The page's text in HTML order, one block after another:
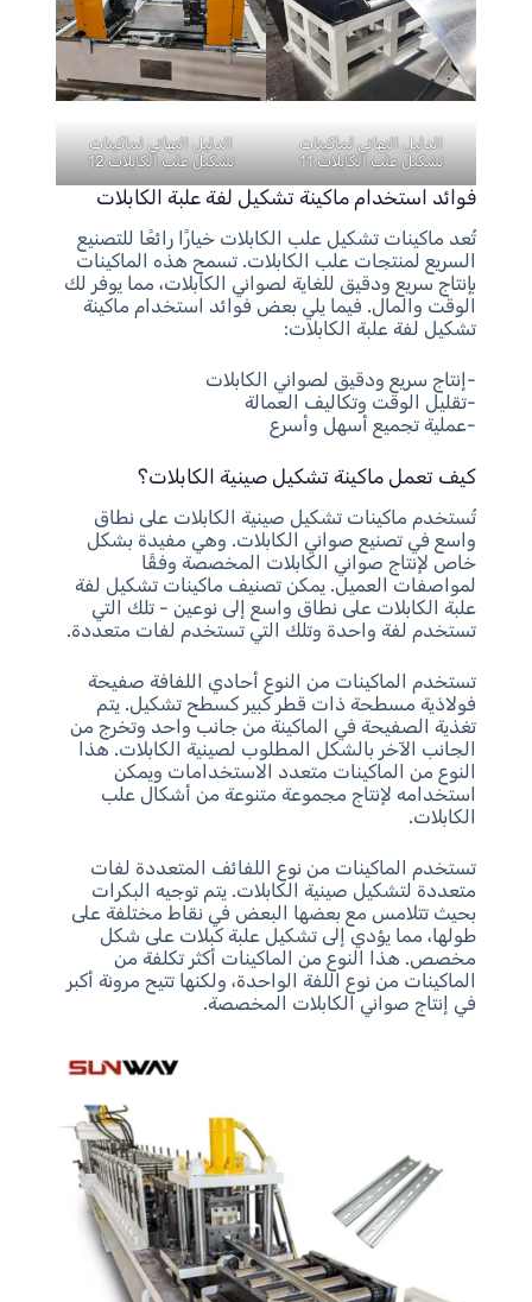
الدليل النهائي لماكينات
تشكيل علب الكابلات 11
الدليل النهائي لماكينات
تشكيل علب الكابلات 12
فوائد استخدام ماكينة تشكيل لفة علبة الكابلات
تُعد ماكينات تشكيل علب الكابلات خيارًا رائعًا للتصنيع
السريع لمنتجات علب الكابلات. تسمح هذه الماكينات
بإنتاج سريع ودقيق للغاية لصواني الكابلات، مما يوفر لك
الوقت والمال. فيما يلي بعض فوائد استخدام ماكينة
تشكيل لفة علبة الكابلات:
-إنتاج سريع ودقيق لصواني الكابلات
-تقليل الوقت وتكاليف العمالة
-عملية تجميع أسهل وأسرع
كيف تعمل ماكينة تشكيل صينية الكابلات؟
تُستخدم ماكينات تشكيل صينية الكابلات على نطاق
واسع في تصنيع صواني الكابلات. وهي مفيدة بشكل
خاص لإنتاج صواني الكابلات المخصصة وفقًا
لمواصفات العميل. يمكن تصنيف ماكينات تشكيل لفة
علبة الكابلات على نطاق واسع إلى نوعين - تلك التي
تستخدم لفة واحدة وتلك التي تستخدم لفات متعددة.
تستخدم الماكينات من النوع أحادي اللفافة صفيحة
فولاذية مسطحة ذات قطر كبير كسطح تشكيل. يتم
تغذية الصفيحة في الماكينة من جانب واحد وتخرج من
الجانب الآخر بالشكل المطلوب لصينية الكابلات. هذا
النوع من الماكينات متعدد الاستخدامات ويمكن
استخدامه لإنتاج مجموعة متنوعة من أشكال علب
الكابلات.
تستخدم الماكينات من نوع اللفائف المتعددة لفات
متعددة لتشكيل صينية الكابلات. يتم توجيه البكرات
بحيث تتلامس مع بعضها البعض في نقاط مختلفة على
طولها، مما يؤدي إلى تشكيل علبة كبلات على شكل
مخصص. هذا النوع من الماكينات أكثر تكلفة من
الماكينات من نوع اللفة الواحدة، ولكنها تتيح مرونة أكبر
في إنتاج صواني الكابلات المخصصة.